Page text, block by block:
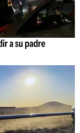
a su padre